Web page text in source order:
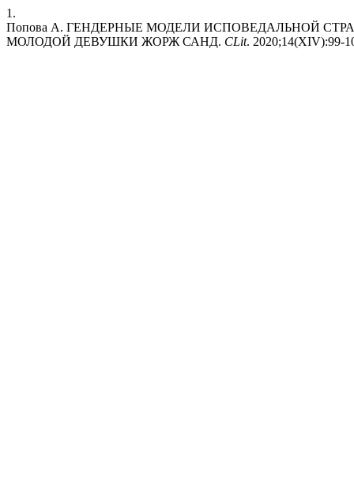
1.
Попова А. ГЕНДЕРНЫЕ МОДЕЛИ ИСПОВЕДАЛЬНОЙ
МОЛОДОЙ ДЕВУШКИ ЖОРЖ САНД. CLit. 2020;14(XIV):99-